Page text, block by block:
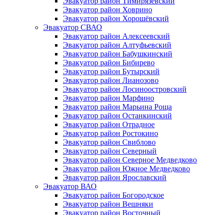
Эвакуатор район Ховрино
Эвакуатор район Хорошёвский
Эвакуатор СВАО
Эвакуатор район Алексеевский
Эвакуатор район Алтуфьевский
Эвакуатор район Бабушкинский
Эвакуатор район Бибирево
Эвакуатор район Бутырский
Эвакуатор район Лианозово
Эвакуатор район Лосиноостровский
Эвакуатор район Марфино
Эвакуатор район Марьина Роща
Эвакуатор район Останкинский
Эвакуатор район Отрадное
Эвакуатор район Ростокино
Эвакуатор район Свиблово
Эвакуатор район Северный
Эвакуатор район Северное Медведково
Эвакуатор район Южное Медведково
Эвакуатор район Ярославский
Эвакуатор ВАО
Эвакуатор район Богородское
Эвакуатор район Вешняки
Эвакуатор район Восточный